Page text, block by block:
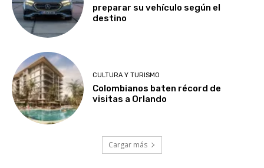
preparar su vehículo según el
destino
CULTURA Y TURISMO
Colombianos baten récord de
visitas a Orlando
Cargar más